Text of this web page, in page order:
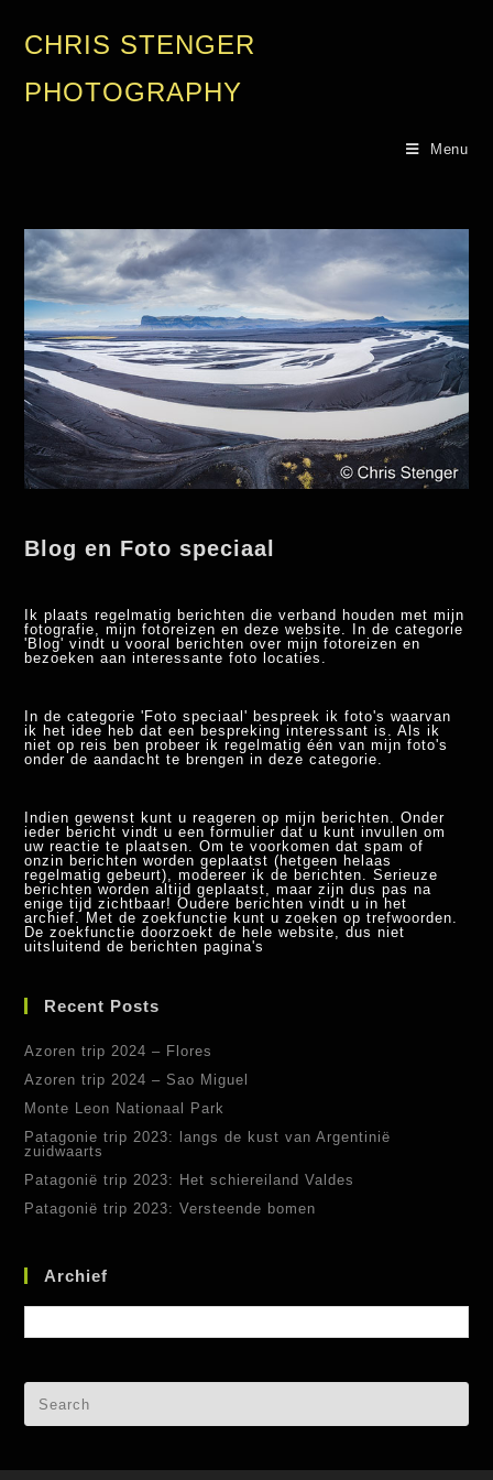
CHRIS STENGER
PHOTOGRAPHY
Menu
Blog en Foto speciaal
Ik plaats regelmatig berichten die verband houden met mijn
fotografie, mijn fotoreizen en deze website. In de categorie
'Blog' vindt u vooral berichten over mijn fotoreizen en
bezoeken aan interessante foto locaties.
In de categorie 'Foto speciaal' bespreek ik foto's waarvan
ik het idee heb dat een bespreking interessant is. Als ik
niet op reis ben probeer ik regelmatig één van mijn foto's
onder de aandacht te brengen in deze categorie.
Indien gewenst kunt u reageren op mijn berichten. Onder
ieder bericht vindt u een formulier dat u kunt invullen om
uw reactie te plaatsen. Om te voorkomen dat spam of
onzin berichten worden geplaatst (hetgeen helaas
regelmatig gebeurt), modereer ik de berichten. Serieuze
berichten worden altijd geplaatst, maar zijn dus pas na
enige tijd zichtbaar! Oudere berichten vindt u in het
archief. Met de zoekfunctie kunt u zoeken op trefwoorden.
De zoekfunctie doorzoekt de hele website, dus niet
uitsluitend de berichten pagina's
Recent Posts
Azoren trip 2024 – Flores
Azoren trip 2024 – Sao Miguel
Monte Leon Nationaal Park
Patagonie trip 2023: langs de kust van Argentinië
zuidwaarts
Patagonië trip 2023: Het schiereiland Valdes
Patagonië trip 2023: Versteende bomen
Archief
Archief